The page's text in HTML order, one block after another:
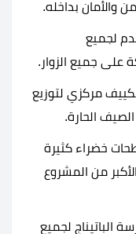
والأمان بداخله.
لجميع
على جميع الزوار.
مركزي لتوزيع
الحارة.
خضراء كثيرة
من المشروع
الباتيناج لجميع